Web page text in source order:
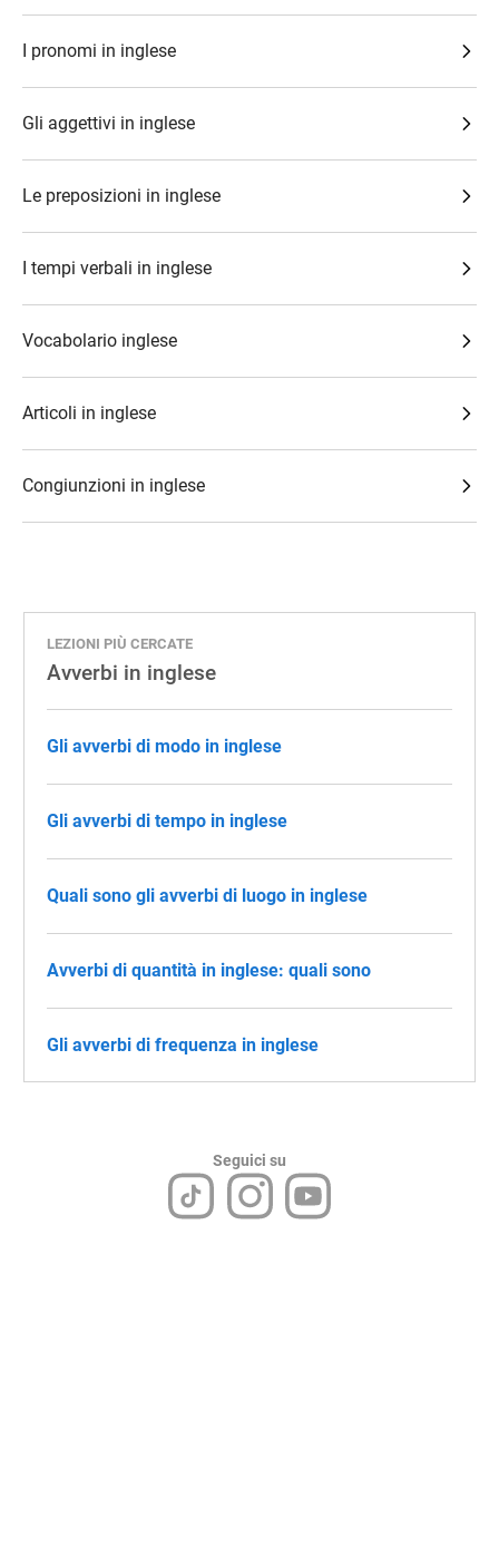
I pronomi in inglese
Gli aggettivi in inglese
Le preposizioni in inglese
I tempi verbali in inglese
Vocabolario inglese
Articoli in inglese
Congiunzioni in inglese
LEZIONI PIÙ CERCATE
Avverbi in inglese
Gli avverbi di modo in inglese
Gli avverbi di tempo in inglese
Quali sono gli avverbi di luogo in inglese
Avverbi di quantità in inglese: quali sono
Gli avverbi di frequenza in inglese
Seguici su